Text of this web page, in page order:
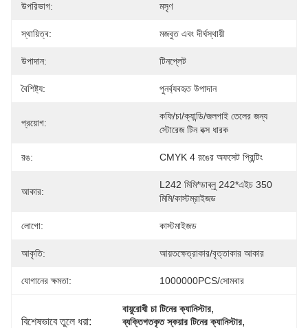
উপরিভাগ: মসৃণ
স্থায়িত্ব: মজবুত এবং দীর্ঘস্থায়ী
উপাদান: টিনপ্লেট
বৈশিষ্ট্য: পুনর্ব্যবহৃত উপাদান
প্রয়োগ:
কফি/চা/ক্যান্ডি/জলপাই তেলের জন্য
স্টোরেজ টিন বক্স ধারক
রঙ: CMYK 4 রঙের অফসেট প্রিন্টিং
আকার:
L242 মিমি*ডাব্লু 242*এইচ 350
মিমি/কাস্টম্রাইজড
লোগো: কাস্টমাইজড
আকৃতি: আয়তক্ষেত্রাকার/বৃত্তাকার আকার
যোগানের ক্ষমতা: 1000000PCS/সোমবার
বিশেষভাবে তুলে ধরা:
বায়ুরোধী চা টিনের ক্যানিস্টার,
ব্যক্তিগতকৃত স্কয়ার টিনের ক্যানিস্টার,